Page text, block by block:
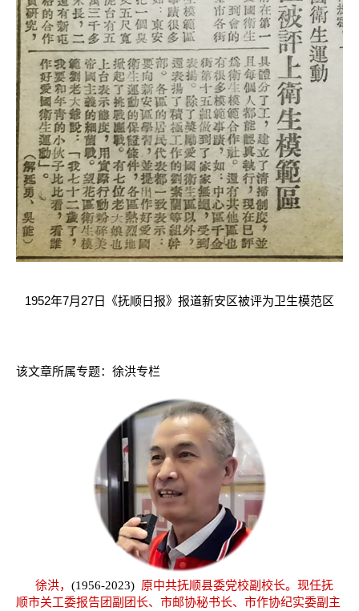
1952年7月27日《抚顺日报》报道新安区被评为卫生模范区
该文章所属专题： 徐洪专栏
徐洪， (1956-2023) 原中共抚顺县委党校副校长。现任抚
顺市关工委报告团副团长、市邮协秘书长、市作协纪实委副主